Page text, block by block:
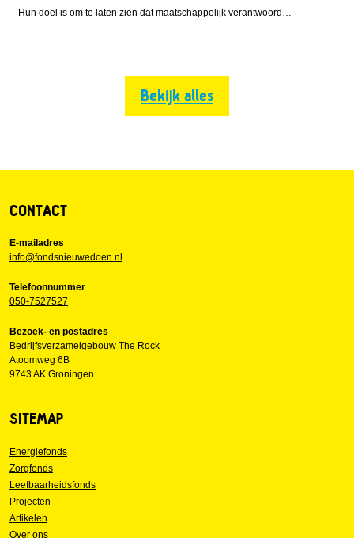
Hun doel is om te laten zien dat maatschappelijk verantwoord
Bekijk alles
SITEMAP
Energiefonds
Zorgfonds
Leefbaarheidsfonds
Projecten
Artikelen
Over ons
CONTACT
E-mailadres
info@fondsnieuwedoen.nl
Telefoonnummer
050-7527527
Bezoek- en postadres
Bedrijfsverzamelgebouw The Rock
Atoomweg 6B
9743 AK Groningen